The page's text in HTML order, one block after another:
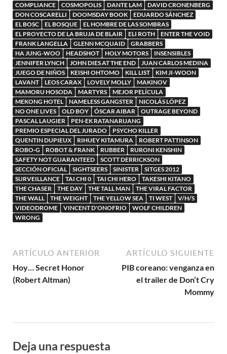
COMPLIANCE
COSMOPOLIS DANTE LAM
DAVID CRONENBERG
DON COSCARELLI
DOOMSDAY BOOK
EDUARDO SÁNCHEZ
EL BOSC
EL BOSQUE
EL HOMBRE DE LAS SOMBRAS
EL PROYECTO DE LA BRUJA DE BLAIR
ELI ROTH
ENTER THE VOID
FRANK LANGELLA
GLENN MCQUAID
GRABBERS
HA JUNG-WOO
HEADSHOT HOLY MOTORS
INSENSIBLES
JENNIFER LYNCH
JOHN DIES AT THE END
JUAN CARLOS MEDINA
JUEGO DE NIÑOS
KEISHI OHTOMO KILL LIST
KIM JI-WOON
LAVANT
LEOS CARAX LOVELY MOLLY
MAKINOV
MAMORU HOSODA
MARTYRS
MEJOR PELÍCULA
MEKONG HOTEL
NAMELESS GANGSTER
NICOLÁS LÓPEZ
NO ONE LIVES
OLD BOY ÓSCAR AIBAR
OUTRAGE BEYOND
PASCAL LAUGIER
PEN-EK RATANARUANG
PREMIO ESPECIAL DEL JURADO
PSYCHO KILLER
QUENTIN DUPIEUX
RIHUEY KITAMURA
ROBERT PATTINSON
ROBO-G
ROBOT & FRANK RUBBER
RURONI KENSHIN
SAFETY NOT GUARANTEED
SCOTT DERRICKSON
SECCIÓN OFICIAL
SIGHTSEERS SINISTER
SITGES 2012
SURVEILLANCE
TAI CHI 0 TAI CHI HERO
TAKESHI KITANO
THE CHASER
THE DAY THE TALL MAN
THE VIRAL FACTOR
THE WALL
THE WEIGHT THE YELLOW SEA TI WEST
V/H/S
VIDEODROME
VINCENT D'ONOFRIO
WOLF CHILDREN
WRONG
ARTÍCULO ANTERIOR
Hoy… Secret Honor
(Robert Altman)
ARTÍCULO SIGUIENTE
PIB coreano: venganza en
el trailer de Don’t Cry
Mommy
Deja una respuesta